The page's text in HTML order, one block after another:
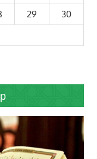
29
30